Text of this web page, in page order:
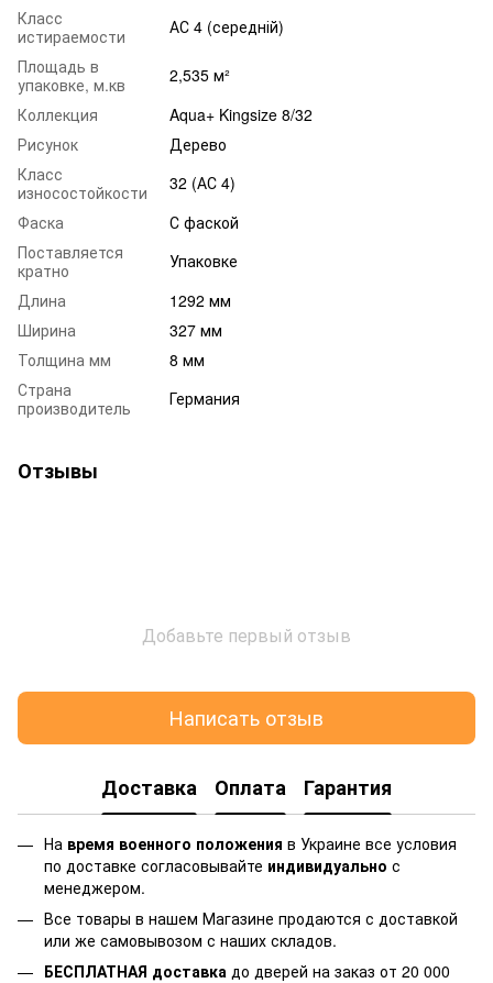
Класс
истираемости
АС 4 (середній)
Площадь в
упаковке, м.кв
2,535 м²
Коллекция
Aqua+ Kingsize 8/32
Рисунок
Дерево
Класс
износостойкости
32 (АС 4)
Фаска
С фаской
Поставляется
кратно
Упаковке
Длина
1292 мм
Ширина
327 мм
Толщина мм
8 мм
Страна
производитель
Германия
Отзывы
Добавьте первый отзыв
Написать отзыв
Доставка Оплата Гарантия
На время военного положения в Украине все условия
по доставке согласовывайте индивидуально с
менеджером.
Все товары в нашем Магазине продаются с доставкой
или же самовывозом с наших складов.
БЕСПЛАТНАЯ доставка до дверей на заказ от 20 000